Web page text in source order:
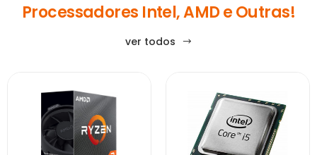
Processadores Intel, AMD e Outras!
ver todos